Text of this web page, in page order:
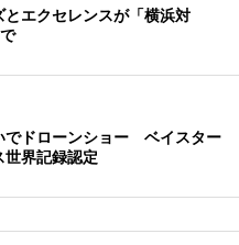
とエクセレンスが「横浜対
でドローンショー ベイスター
世界記録認定